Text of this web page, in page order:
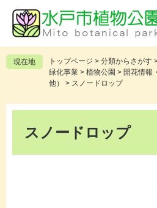
の
先
頭
ー
を
飛
現在地 トップページ > 分類からさがす
緑化事業 > 植物公園 > 開花情報
他）
> スノードロップ
スノードロップ